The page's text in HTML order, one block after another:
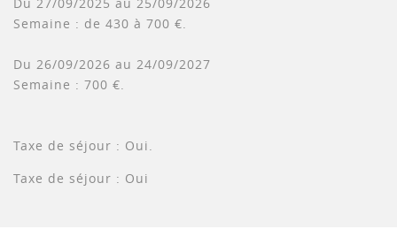
Semaine : de 430 à 700 €.
Du 26/09/2026 au 24/09/2027
Semaine : 700 €.
Taxe de séjour : Oui.
Taxe de séjour : Oui